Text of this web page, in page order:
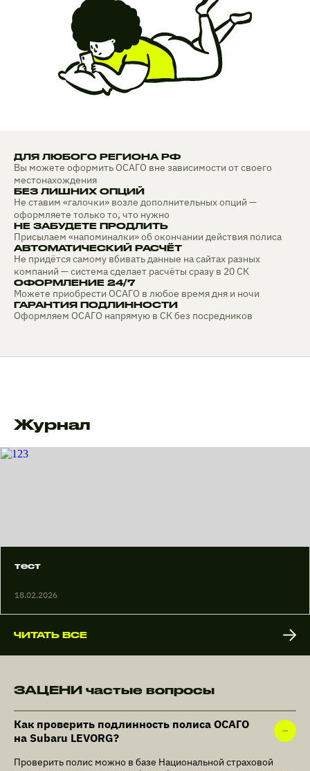
ДЛЯ ЛЮБОГО РЕГИОНА РФ
Вы можете оформить ОСАГО вне зависимости от своего
местонахождения
БЕЗ ЛИШНИХ ОПЦИЙ
Не ставим «галочки» возле дополнительных опций —
оформляете только то, что нужно
НЕ ЗАБУДЕТЕ ПРОДЛИТЬ
Присылаем «напоминалки» об окончании действия полиса
АВТОМАТИЧЕСКИЙ РАСЧЁТ
Не придётся самому вбивать данные на сайтах разных
компаний — система сделает расчёты сразу в 20 СК
ОФОРМЛЕНИЕ 24/7
Можете приобрести ОСАГО в любое время дня и ночи
ГАРАНТИЯ ПОДЛИННОСТИ
Оформляем ОСАГО напрямую в СК без посредников
Журнал
тест
18.02.2026
ЧИТАТЬ ВСЕ
ЗАЦЕНИ частые вопросы
Как проверить подлинность полиса ОСАГО
на Subaru LEVORG?
Проверить полис можно в базе Национальной страховой